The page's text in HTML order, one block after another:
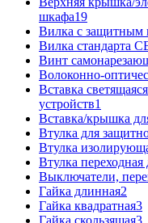
шкафа19
Вилка с защитным
Вилка стандарта
Винт
Волоконно-
Вставка
устройств1
Вставка/крышка
Втулка для
Втулка
Втулка
Выключатели,
Гайка длинная2
Гайка квадратная3
Гайка скользящая3